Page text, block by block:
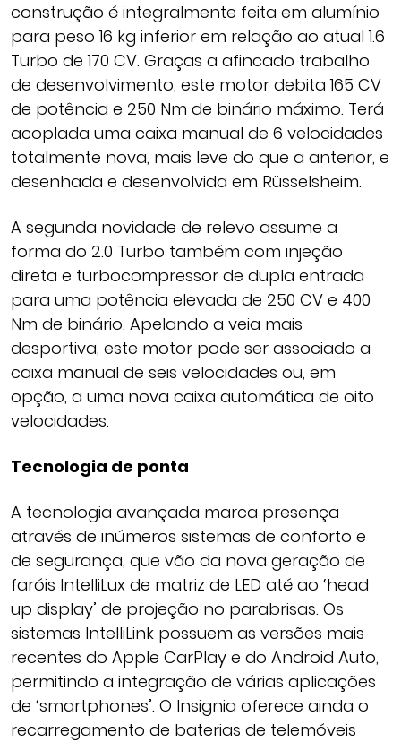
construção é integralmente feita em alumínio
para peso 16 kg inferior em relação ao atual 1.6
Turbo de 170 CV. Graças a afincado trabalho
de desenvolvimento, este motor debita 165 CV
de potência e 250 Nm de binário máximo. Terá
acoplada uma caixa manual de 6 velocidades
totalmente nova, mais leve do que a anterior, e
desenhada e desenvolvida em Rüsselsheim.
A segunda novidade de relevo assume a
forma do 2.0 Turbo também com injeção
direta e turbocompressor de dupla entrada
para uma potência elevada de 250 CV e 400
Nm de binário. Apelando a veia mais
desportiva, este motor pode ser associado a
caixa manual de seis velocidades ou, em
opção, a uma nova caixa automática de oito
velocidades.
Tecnologia de ponta
A tecnologia avançada marca presença
através de inúmeros sistemas de conforto e
de segurança, que vão da nova geração de
faróis IntelliLux de matriz de LED até ao ‘head
up display’ de projeção no parabrisas. Os
sistemas IntelliLink possuem as versões mais
recentes do Apple CarPlay e do Android Auto,
permitindo a integração de várias aplicações
de ‘smartphones’. O Insignia oferece ainda o
recarregamento de baterias de telemóveis